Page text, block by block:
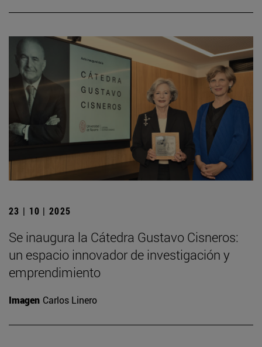
23 | 10 | 2025
Se inaugura la Cátedra Gustavo Cisneros:
un espacio innovador de investigación y
emprendimiento
Imagen Carlos Linero